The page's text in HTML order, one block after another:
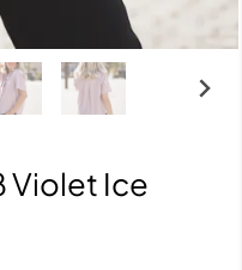
Violet Ice